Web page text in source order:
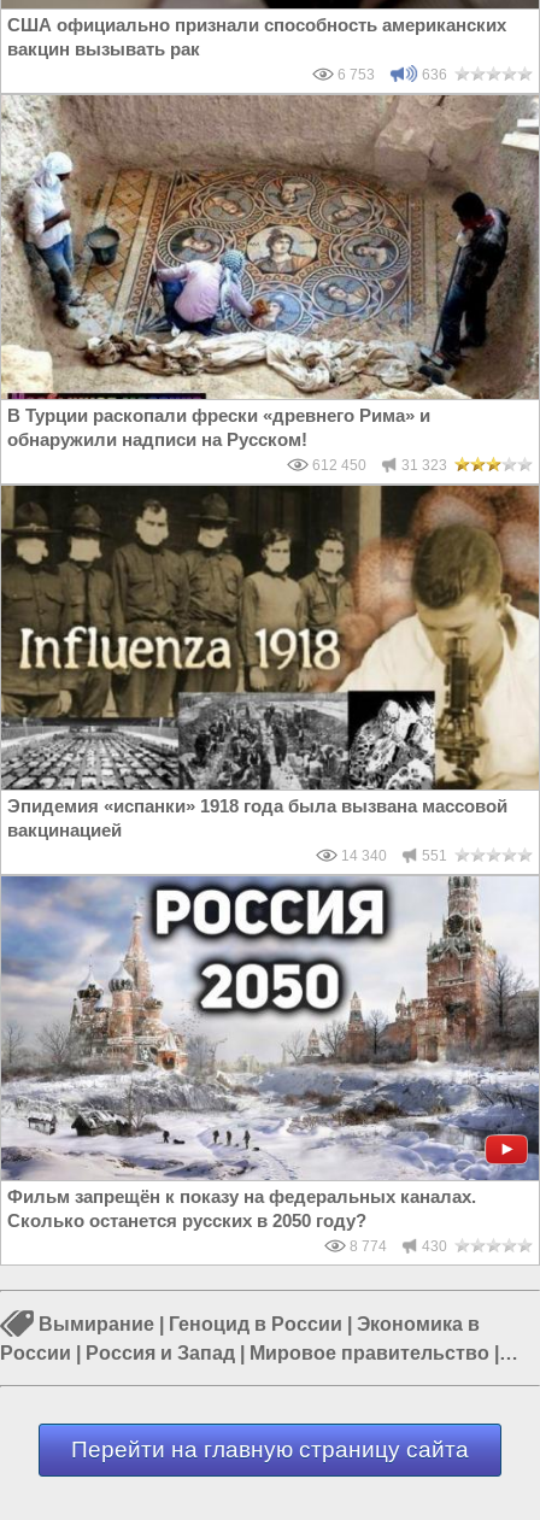
США официально признали способность американских
вакцин вызывать рак
6 753 636
В Турции раскопали фрески «древнего Рима» и
обнаружили надписи на Русском!
612 450 31 323
Эпидемия «испанки» 1918 года была вызвана массовой
вакцинацией
14 340 551
Фильм запрещён к показу на федеральных каналах.
Сколько останется русских в 2050 году?
8 774 430
Вымирание Геноцид в России
Экономика в
России
Россия и Запад Мировое правительство
Россия и Евразия|Политика в мире
Перейти на главную страницу сайта